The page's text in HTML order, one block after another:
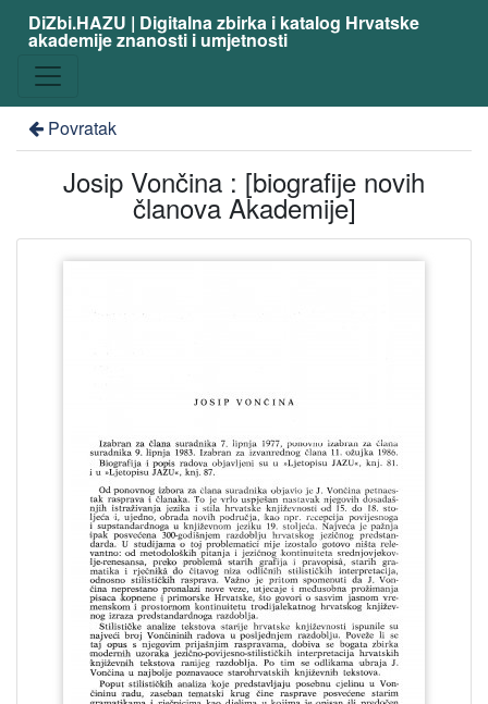
DiZbi.HAZU | Digitalna zbirka i katalog Hrvatske
akademije znanosti i umjetnosti
Povratak
Josip Vončina : [biografije novih
članova Akademije]